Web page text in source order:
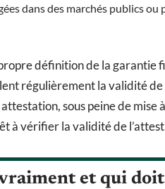
dans des marchés publics
définition de la garantie
régulièrement la validité
sous peine de
à vérifier la validité de
et qui doit